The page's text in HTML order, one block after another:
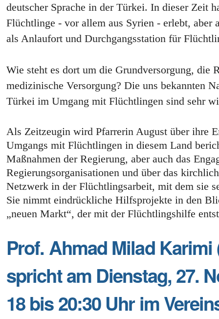
deutscher Sprache in der Türkei. In dieser Zeit
Flüchtlinge - vor allem aus Syrien - erlebt, aber
als Anlaufort und Durchgangsstation für
Wie steht es dort um die Grundversorgung, die
medizinische Versorgung? Die uns bekannten
Türkei im Umgang mit Flüchtlingen sind sehr
Als Zeitzeugin wird Pfarrerin August über ihre
Umgangs mit Flüchtlingen in diesem Land
Maßnahmen der Regierung, aber auch das
Regierungsorganisationen und über das
Netzwerk in der Flüchtlingsarbeit, mit dem sie
Sie nimmt eindrückliche Hilfsprojekte in den
„neuen Markt“, der mit der Flüchtlingshilfe
Prof. Ahmad Milad Karimi
spricht am Dienstag, 27.
18 bis 20:30 Uhr im